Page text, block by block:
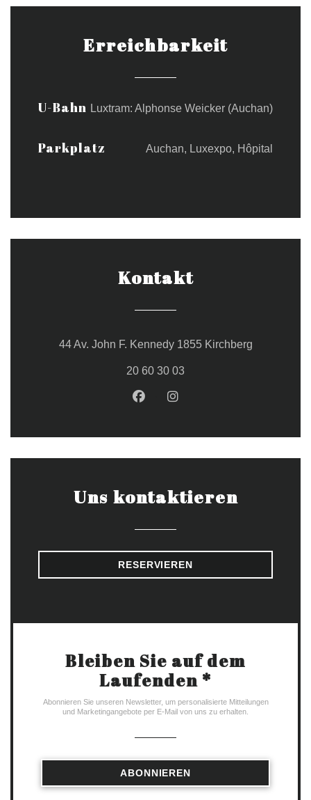
Erreichbarkeit
U-Bahn Luxtram: Alphonse Weicker (Auchan)
Parkplatz Auchan, Luxexpo, Hôpital
Kontakt
44 Av. John F. Kennedy 1855 Kirchberg((öffnet ein
20 60 30 03
Facebook ((öffnet ein neues
Uns kontaktieren
RESERVIEREN
Bleiben Sie auf dem
Laufenden *
Abonnieren Sie unseren Newsletter, um personalisierte Mitteilungen
und Marketingangebote per E-Mail von uns zu erhalten.
ABONNIEREN